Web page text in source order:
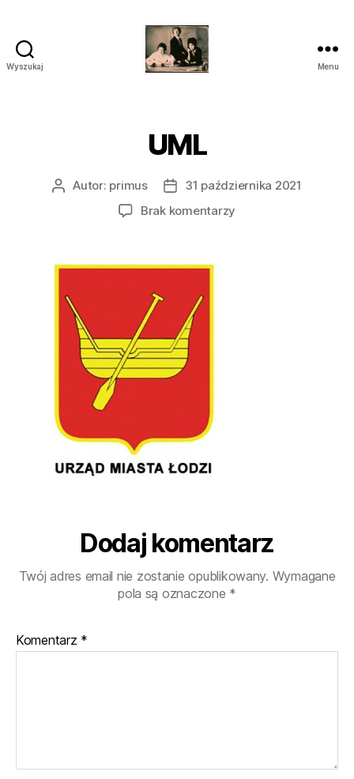
Wyszukaj
śródmieście
piaseczno
Menu
UML
AutorAutor: primus
Data
wpisu
31 października 2021
Brak komentarzy
Dodaj komentarz
Twój adres email nie zostanie opublikowany. Wymagane
pola są oznaczone *
Komentarz *